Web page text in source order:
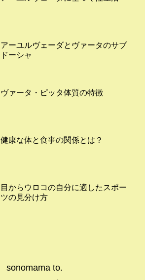
アーユルヴェーダとヴァータのサブ
ドーシャ
ヴァータ・ピッタ体質の特徴
健康な体と食事の関係とは？
目からウロコの自分に適したスポー
ツの見分け方
sonomama to.